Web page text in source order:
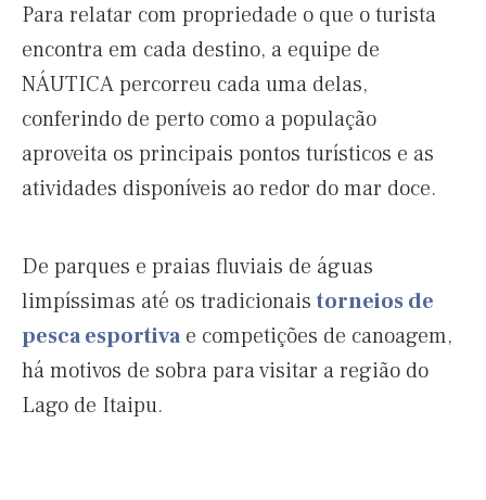
Para relatar com propriedade o que o turista
encontra em cada destino, a equipe de
NÁUTICA percorreu cada uma delas,
conferindo de perto como a população
aproveita os principais pontos turísticos e as
atividades disponíveis ao redor do mar doce.
De parques e praias fluviais de águas
limpíssimas até os tradicionaistorneios de
pesca esportivae competições de canoagem,
há motivos de sobra para visitar a região do
Lago de Itaipu.